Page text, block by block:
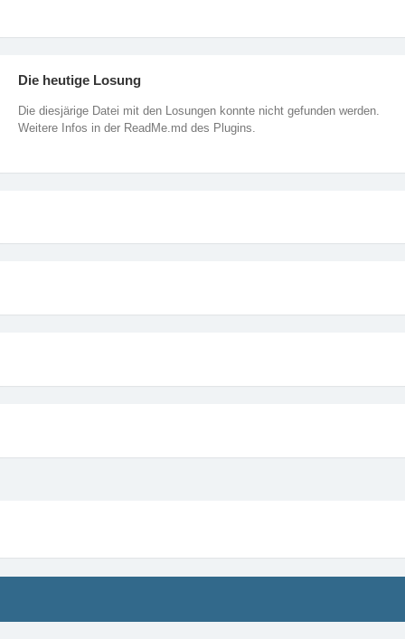
Die heutige Losung
Die diesjärige Datei mit den Losungen konnte nicht gefunden werden.
Weitere Infos in der ReadMe.md des Plugins.